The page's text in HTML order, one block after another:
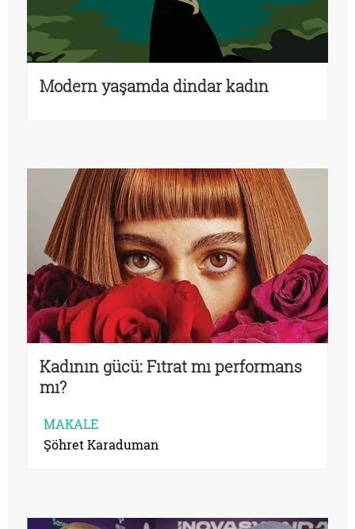
Modern yaşamda dindar kadın
Kadının gücü: Fıtrat mı performans
mı?
MAKALE
Şöhret Karaduman